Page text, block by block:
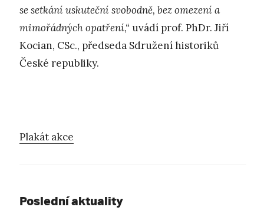
se setkání uskuteční svobodně, bez omezení a
mimořádných opatření,“ uvádí prof. PhDr. Jiří
Kocian, CSc., předseda Sdružení historiků
České republiky.
Plakát akce
Poslední aktuality